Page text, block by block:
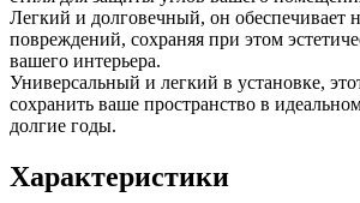
Легкий и долговечный, он обеспечивает
повреждений, сохраняя при этом
вашего интерьера.
Универсальный и легкий в установке,
сохранить ваше пространство в
долгие годы.
Характеристики